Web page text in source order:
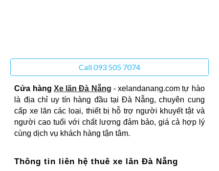
Call 093 505 7074
Cửa hàng Xe lăn Đà Nẵng - xelandanang.com tự hào
là địa chỉ uy tín hàng đầu tại Đà Nẵng, chuyên cung
cấp xe lăn các loại, thiết bị hỗ trợ người khuyết tật và
người cao tuổi với chất lượng đảm bảo, giá cả hợp lý
cùng dịch vụ khách hàng tận tâm.
Thông tin liên hệ thuê xe lăn Đà Nẵng